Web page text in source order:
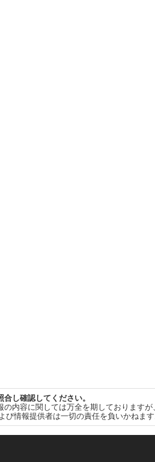
し確認してください。
内容に関しては万全を期しております
情報提供者は一切の責任を負いかねます